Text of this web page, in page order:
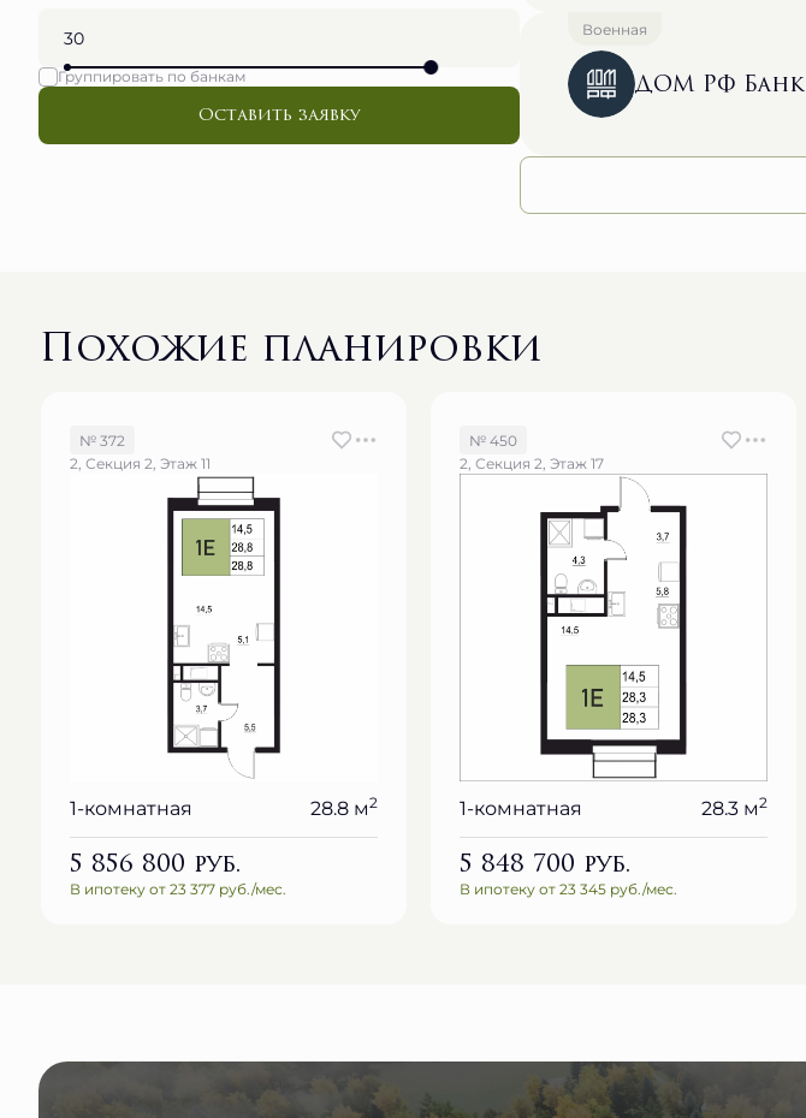
Группировать по банкам
Оставить заявку
Военная
ДОМ РФ Банк
Похожие планировки
№ 372
2, Секция 2, Этаж 11
1-комнатная 28.8 м2
5 856 800 руб.
В ипотеку от 23 377 руб./мес.
№ 450
2, Секция 2, Этаж 17
1-комнатная 28.3 м2
5 848 700 руб.
В ипотеку от 23 345 руб./мес.